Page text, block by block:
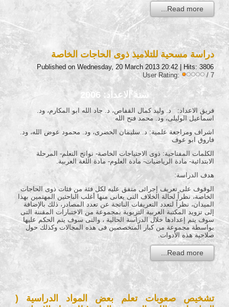
Read more...
دراسة مسحية للتلاميذ ذوى الحاجات الخاصة
Published on Wednesday, 20 March 2013 20:42| Hits: 3806
User Rating:
/ 7
سنة الاعداد: 2006
فريق الاعداد: د. وليد كمال القفاص، د. جاد الله ابو المكارم، ود.
اسماعيل الوليلى، ود. محمد فتح الله
اشراف ومراجعة علمية: د. سليمان الخضرى، ود. محمود عوض الله، ود.
فاروق ابو عوف
الكلمات المفتاحية: ذوى الاحتياجات الخاصة- نواتج التعلم- المرحلة
الابتدائية- مادة الرياضيات- مادة العلوم- مادة اللغة العربية.
هدف الدراسة:
الوقوف على تعريف إجرائى متفق عليه لكل فئة من فئات ذوى الحاجات
الخاصة، نظراً لحالة الخلاف التى يعانى منها أغلب الباحثين المهتمين بهذا
الميدان، نظراً لتعدد التعريفات الناتجة عن تعدد المصادر، ذلك بالإضافة
إلى تزويد المكتبة العربية التربوية بمجموعة من الاختبارات المقننة التى
سوف يتم إعدادها خلال الدراسة الحالية ، والتى سوف يتم الحكم عليها
بواسطة مجموعة من كبار المتخصصين فى هذه المجالات وكذلك حول
صلاحية هذه الأدوات.
Read more...
تشخيص صعوبات تعلم بعض المواد الدراسية (